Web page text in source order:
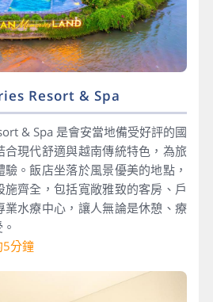
Resort & Spa
& Spa 是會安當地備受好評的國
合現代舒適與越南傳統特色，為旅
。飯店坐落於風景優美的地點，
齊全，包括寬敞雅致的客房、戶
水療中心，讓人無論是休憩、療
分鐘